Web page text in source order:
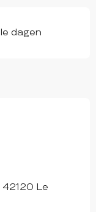
dagen
42120 Le